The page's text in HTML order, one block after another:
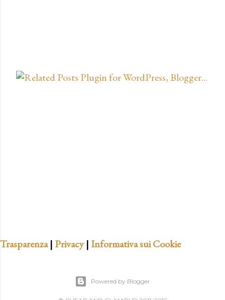
o
o
Trasparenza| Privacy| Informativa sui Cookie
Powered by Blogger